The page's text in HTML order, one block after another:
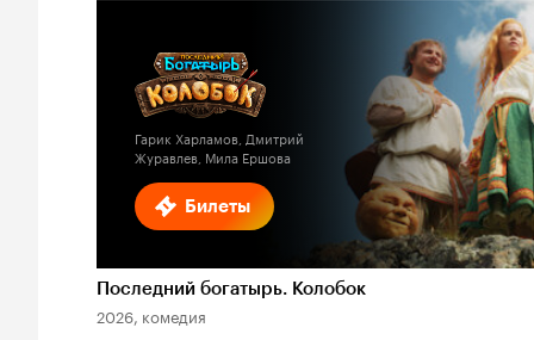
Билеты
Гарик Харламов, Дмитрий
Журавлев, Мила Ершова
Последний богатырь. Колобок
2026, комедия